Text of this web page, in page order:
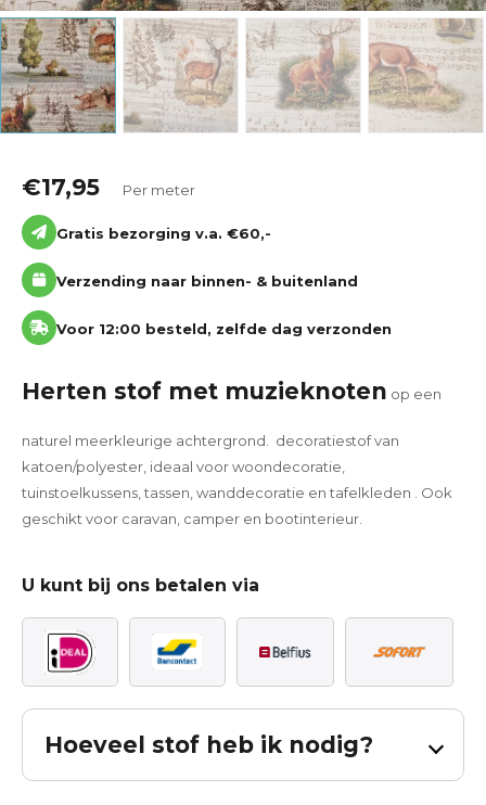
€17,95 Per meter
Gratis bezorging v.a. €60,-
Verzending naar binnen- & buitenland
Voor 12:00 besteld, zelfde dag verzonden
Herten stof met muzieknoten op een
naturel meerkleurige achtergrond. decoratiestof van
katoen/polyester, ideaal voor woondecoratie,
tuinstoelkussens, tassen, wanddecoratie en tafelkleden . Ook
geschikt voor caravan, camper en bootinterieur.
U kunt bij ons betalen via
Hoeveel stof heb ik nodig?